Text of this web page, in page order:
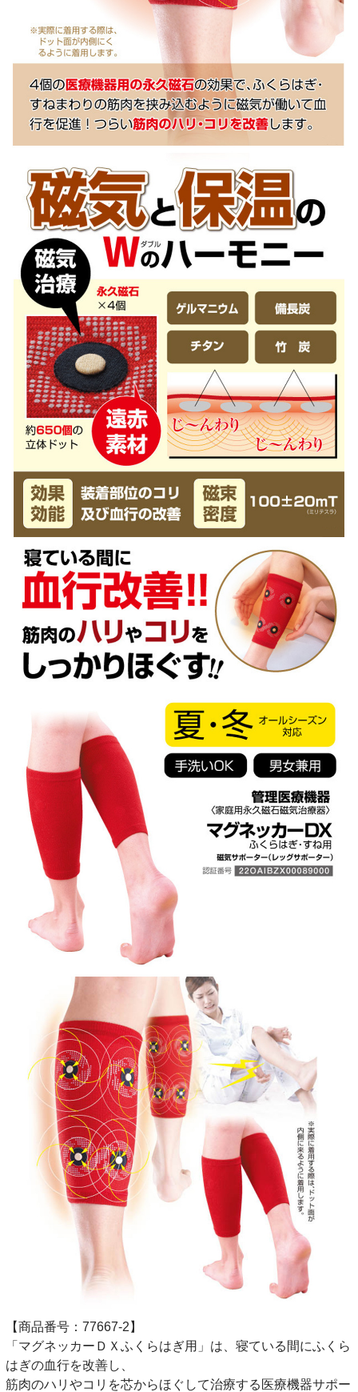
【商品番号：77667-2】
「マグネッカーＤＸふくらはぎ用」は、寝ている間にふくら
はぎの血行を改善し、
筋肉のハリやコリを芯からほぐして治療する医療機器サポー